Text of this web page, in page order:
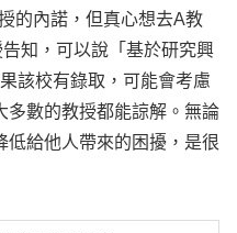
的內諾，但真心想去A教
知，可以說「基於研究興
該校有錄取，可能會考慮
多數的教授都能諒解。無論
低給他人帶來的困擾，是很